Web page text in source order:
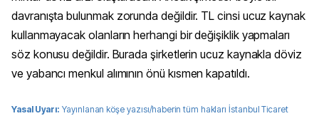
davranışta bulunmak zorunda değildir. TL cinsi ucuz kaynak
kullanmayacak olanların herhangi bir değişiklik yapmaları
söz konusu değildir. Burada şirketlerin ucuz kaynakla döviz
ve yabancı menkul alımının önü kısmen kapatıldı.
Yasal Uyarı: Yayınlanan köşe yazısı/haberin tüm haklarıİstanbul Ticaret